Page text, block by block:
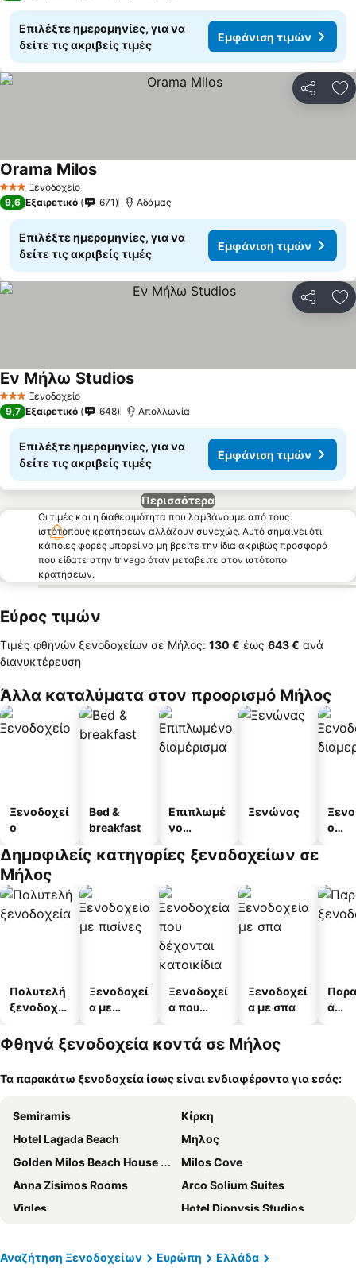
Επιλέξτε ημερομηνίες, για να
δείτε τις ακριβείς τιμές
Εμφάνιση τιμών
3 ΑστέριαΞενοδοχείο
Orama Milos
9,6 Εξαιρετικό 671 Αδάμας
Επιλέξτε ημερομηνίες, για να
δείτε τις ακριβείς τιμές
Εμφάνιση τιμών
3 ΑστέριαΞενοδοχείο
Εν Μήλω Studios
9,7 Εξαιρετικό 648 Απολλωνία
Επιλέξτε ημερομηνίες, για να
δείτε τις ακριβείς τιμές
Εμφάνιση τιμών
Περισσότερα
Οι τιμές και η διαθεσιμότητα που λαμβάνουμε από τους
ιστότοπους κρατήσεων αλλάζουν συνεχώς. Αυτό σημαίνει ότι
κάποιες φορές μπορεί να μη βρείτε την ίδια ακριβώς προσφορά
που είδατε στην trivago όταν μεταβείτε στον ιστότοπο
κρατήσεων.
Εύρος τιμών
Τιμές φθηνών ξενοδοχείων σε Μήλος: ‎130 € έως ‎643 € ανά
διανυκτέρευση
Άλλα καταλύματα στον προορισμό Μήλος
Ξενοδοχεί
ο
Bed &
breakfast
Επιπλωμέ
νο
α
Ξενώνας
ο
Δημοφιλείς κατηγορίες ξενοδοχείων σε
Μήλος
Πολυτελή
ξενοδοχεί
Ξενοδοχεί
α με
Ξενοδοχεί
α που
κατοικίδι
Ξενοδοχεί
α με σπα
ά
Φθηνά ξενοδοχεία κοντά σε Μήλος
Τα παρακάτω ξενοδοχεία ίσως είναι ενδιαφέροντα για εσάς:
Semiramis
Κίρκη
Hotel Lagada Beach
Μήλος
Golden Milos Beach House by Domotel
Milos Cove
Anna Zisimos Rooms
Arco Solium Suites
Vigles
Hotel Dionysis Studios
Μελτέμι
GIAMAKI APARTMENTS
Αναζήτηση Ξενοδοχείων Ευρώπη
Ελλάδα